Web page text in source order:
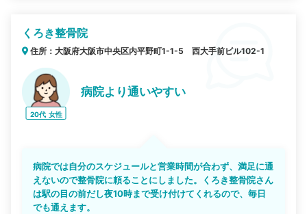
くろき整骨院
住所：大阪府大阪市中央区内平野町1-1-5 西大手前ビル102-1
20代 女性
病院より通いやすい
病院では自分のスケジュールと営業時間が合わず、満足に通
えないので整骨院に頼ることにしました。くろき整骨院さん
は駅の目の前だし夜10時まで受け付けてくれるので、毎日
でも通えます。